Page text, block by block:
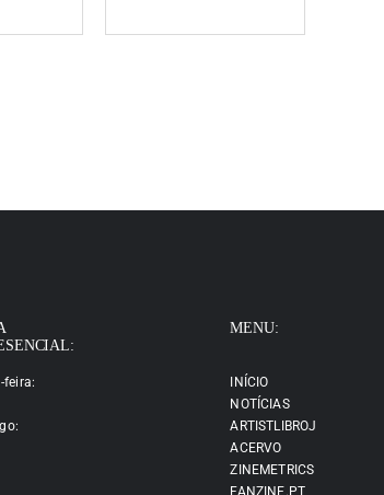
feira:
MENU:
INÍCIO
NOTÍCIAS
ARTISTLIBROJ
ACERVO
ZINEMETRICS